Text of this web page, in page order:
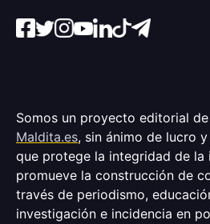
Somos un proyecto editorial
Maldita.es, sin ánimo de lucro
que protege la integridad de la
promueve la construcción de
través de periodismo,
investigación e incidencia en